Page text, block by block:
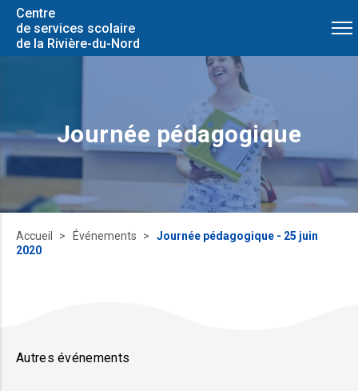
Centre
de services scolaire
de la Rivière-du-Nord
Journée pédagogique
Autres événements
Accueil Événements
Journée pédagogique - 25 juin
2020